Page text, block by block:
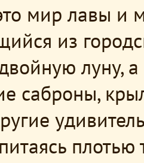
мир лавы и
из
луну,
саброны,
плотью